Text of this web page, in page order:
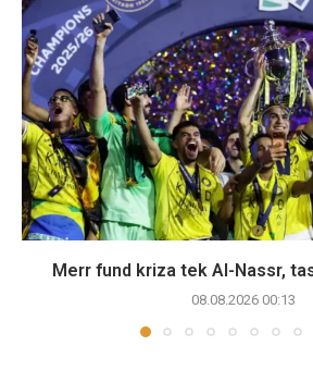
Merr fund kriza tek Al-Nassr,
08.08.2026 00:13